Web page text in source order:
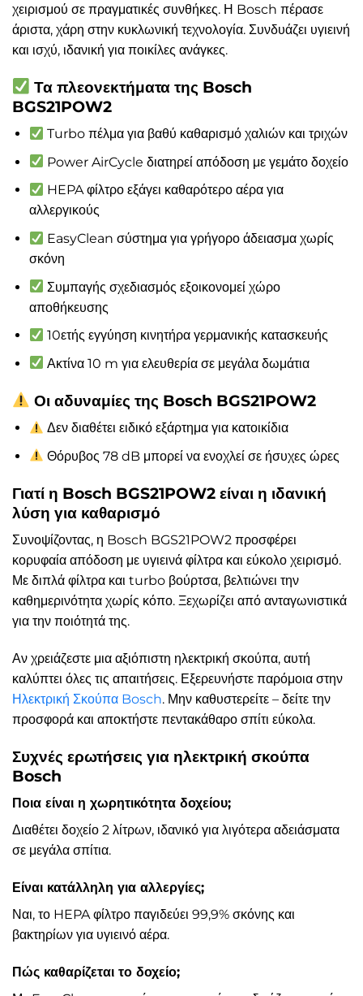
χειρισμού σε πραγματικές συνθήκες. Η Bosch πέρασε
άριστα, χάρη στην κυκλωνική τεχνολογία. Συνδυάζει υγιεινή
και ισχύ, ιδανική για ποικίλες ανάγκες.
Τα πλεονεκτήματα της Bosch
BGS21POW2
Turbo πέλμα για βαθύ καθαρισμό χαλιών και τριχών
Power AirCycle διατηρεί απόδοση με γεμάτο δοχείο
HEPA φίλτρο εξάγει καθαρότερο αέρα για
αλλεργικούς
EasyClean σύστημα για γρήγορο άδειασμα χωρίς
σκόνη
Συμπαγής σχεδιασμός εξοικονομεί χώρο
αποθήκευσης
10ετής εγγύηση κινητήρα γερμανικής κατασκευής
Ακτίνα 10 m για ελευθερία σε μεγάλα δωμάτια
Οι αδυναμίες της Bosch BGS21POW2
Δεν διαθέτει ειδικό εξάρτημα για κατοικίδια
Θόρυβος 78 dB μπορεί να ενοχλεί σε ήσυχες ώρες
Γιατί η Bosch BGS21POW2 είναι η ιδανική
λύση για καθαρισμό
Συνοψίζοντας, η Bosch BGS21POW2 προσφέρει
κορυφαία απόδοση με υγιεινά φίλτρα και εύκολο χειρισμό.
Με διπλά φίλτρα και turbo βούρτσα, βελτιώνει την
καθημερινότητα χωρίς κόπο. Ξεχωρίζει από ανταγωνιστικά
για την ποιότητά της.
Αν χρειάζεστε μια αξιόπιστη ηλεκτρική σκούπα, αυτή
καλύπτει όλες τις απαιτήσεις. Εξερευνήστε παρόμοια στην
Ηλεκτρική Σκούπα Bosch. Μην καθυστερείτε – δείτε την
προσφορά και αποκτήστε πεντακάθαρο σπίτι εύκολα.
Συχνές ερωτήσεις για ηλεκτρική σκούπα
Bosch
Ποια είναι η χωρητικότητα δοχείου;
Διαθέτει δοχείο 2 λίτρων, ιδανικό για λιγότερα αδειάσματα
σε μεγάλα σπίτια.
Είναι κατάλληλη για αλλεργίες;
Ναι, το HEPA φίλτρο παγιδεύει 99,9% σκόνης και
βακτηρίων για υγιεινό αέρα.
Πώς καθαρίζεται το δοχείο;